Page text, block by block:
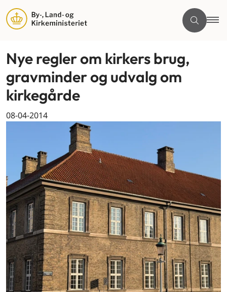
Nye regler om kirkers brug,
gravminder og udvalg om
kirkegårde
08-04-2014